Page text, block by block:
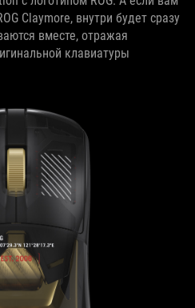
Claymore, внутри будет сразу
вместе, отражая
клавиатуры